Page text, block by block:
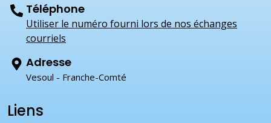
Téléphone
Utiliser le numéro fourni lors de nos échanges
courriels
Adresse
Vesoul - Franche-Comté
Liens